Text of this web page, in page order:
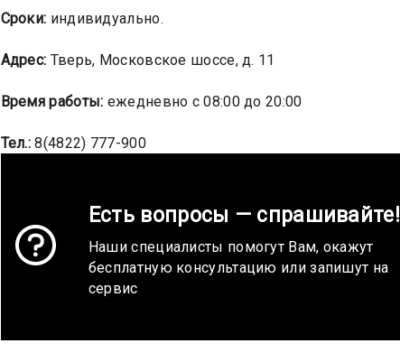
Сроки: индивидуально.
Адрес: Тверь, Московское шоссе, д. 11
Время работы: ежедневно с 08:00 до 20:00
Тел.: 8(4822) 777-900
Есть вопросы — спрашивайте!
Наши специалисты помогут Вам, окажут
бесплатную консультацию или запишут на
сервис